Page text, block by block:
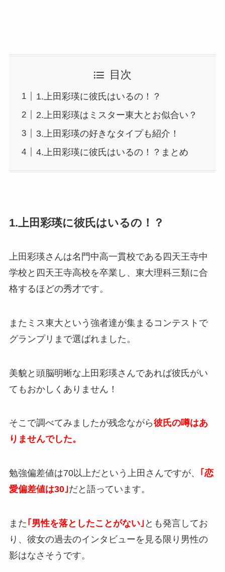
目次
1.上田彩瑛に彼氏はいるの！？
2.上田彩瑛はミスター東大とお似合い？
3.上田彩瑛の好きなタイプも紹介！
4.上田彩瑛に彼氏はいるの！？まとめ
1.上田彩瑛に彼氏はいるの！？
上田彩瑛さんは名門中高一貫校である四天王寺中
学校と四天王寺高校を卒業し、東大理科三類に合
格するほどの秀才です。
またミス東大という強者達が集まるコンテストで
グランプリまで選ばれました。
美貌と頭脳明晰な上田彩瑛さんであれば彼氏がい
てもおかしくありません！
そこで調べてみましたが残念ながら彼氏の噂はあ
りませんでした。
勉強偏差値は70以上だという上田さんですが、
｢恋
愛偏差値は30｣だと語っています。
また ｢男性を落としたことがない｣ とも発言してお
り、彼女の過去のインタビューを見る限り男性の
影はなさそうです。